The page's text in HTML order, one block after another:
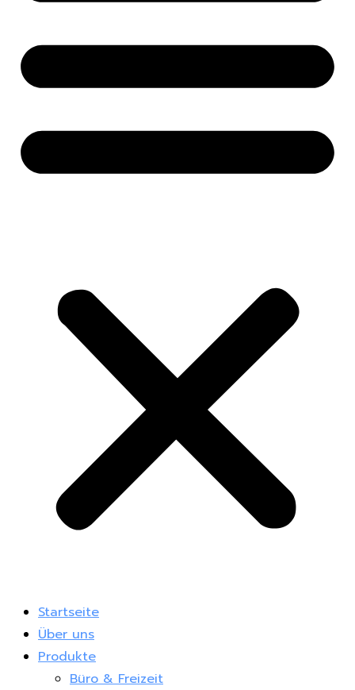
Startseite
Über uns
Produkte
Büro & Freizeit